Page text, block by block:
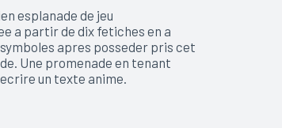
esplanade de jeu
a partir de dix fetiches en a
apres posseder pris cet
Une promenade en tenant
un texte anime.